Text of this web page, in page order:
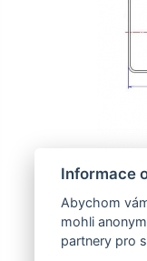
Informace
Abychom
mohli
partnery pro